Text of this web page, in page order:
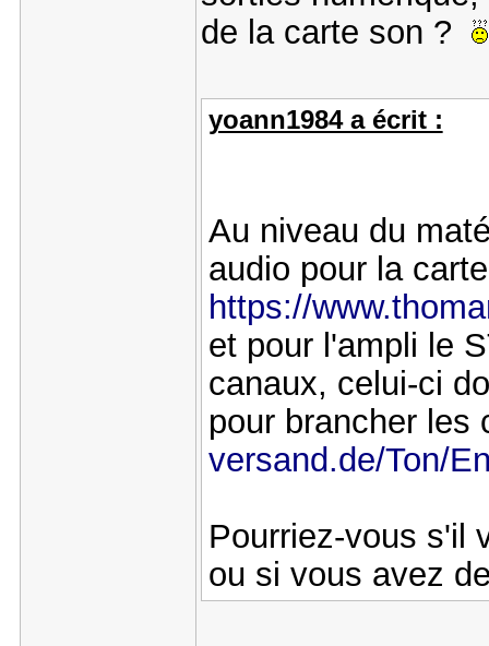
de la carte son ?
yoann1984 a écrit :
Au niveau du
audio pour la
https://
et pour l'ampli le
canaux, celui-ci
pour brancher
versand.de/Ton/
Pourriez-vous s'il
ou si vous avez